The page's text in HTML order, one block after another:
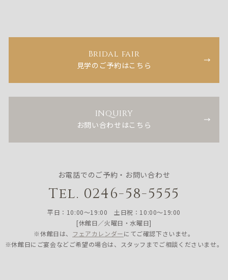
Bridal fair
見学のご予約はこちら
INQUIRY
お問い合わせはこちら
お電話でのご予約・お問い合わせ
Tel. 0246-58-5555
平日：10:00〜19:00 土日祝：10:00〜19:00
[休館日／火曜日・水曜日]
※休館日は、 フェアカレンダーにてご確認下さいませ。
※休館日にご宴会などご希望の場合は、スタッフまでご相談くださいませ。